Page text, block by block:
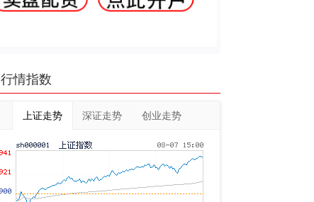
行情指数
上证走势 深证走势 创业走势